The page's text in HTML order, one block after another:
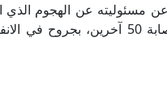
عن مسئوليته عن الهجوم
باكستان، ما أدى إلى مقتل 25 شخصا